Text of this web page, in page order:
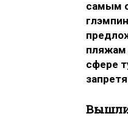
самым
пляжам
сфере
Вышли